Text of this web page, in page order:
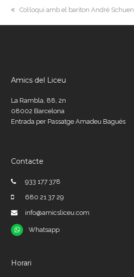
previous
Col·loqui amb el baríton André Schuen
Amics del Liceu
La Rambla, 88, 2n
08002 Barcelona
Entrada per Passatge Amadeu Bagués
Contacte
933 177 378
680 21 37 29
info@amicsliceu.com
Whatsapp
Whatsapp
Horari